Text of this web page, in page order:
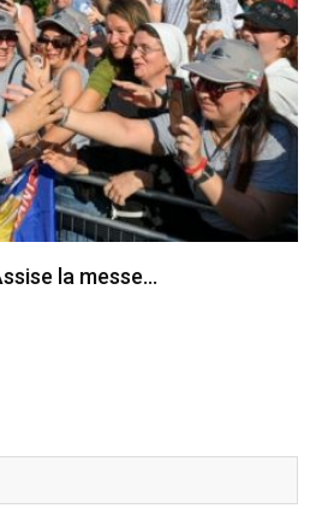
la messe…